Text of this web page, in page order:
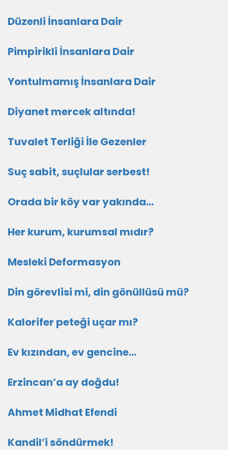
Düzenli İnsanlara Dair
Pimpirikli İnsanlara Dair
Yontulmamış İnsanlara Dair
Diyanet mercek altında!
Tuvalet Terliği İle Gezenler
Suç sabit, suçlular serbest!
Orada bir köy var yakında...
Her kurum, kurumsal mıdır?
Mesleki Deformasyon
Din görevlisi mi, din gönüllüsü mü?
Kalorifer peteği uçar mı?
Ev kızından, ev gencine...
Erzincan’a ay doğdu!
Ahmet Midhat Efendi
Kandil’i söndürmek!